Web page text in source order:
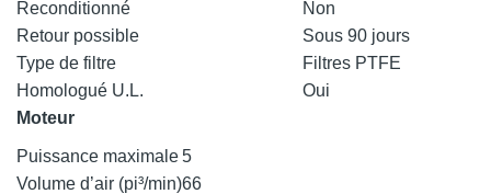
Reconditionné
Non
Retour possible
Sous 90 jours
Type de filtre
Filtres PTFE
Homologué U.L.
Oui
Moteur
Puissance maximale5
Volume d’air (pi³/min)66